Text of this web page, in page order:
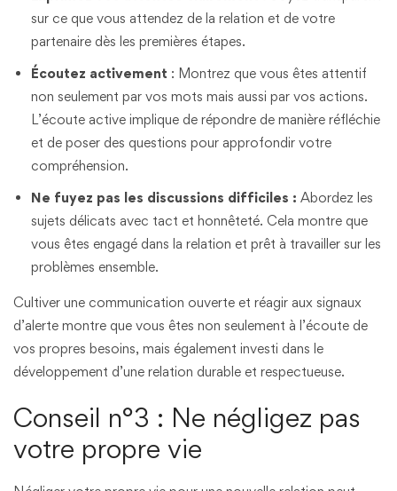
sur ce que vous attendez de la relation et de votre
partenaire dès les premières étapes.
Écoutez activement : Montrez que vous êtes attentif
non seulement par vos mots mais aussi par vos actions.
L’écoute active implique de répondre de manière réfléchie
et de poser des questions pour approfondir votre
compréhension.
Ne fuyez pas les discussions difficiles : Abordez les
sujets délicats avec tact et honnêteté. Cela montre que
vous êtes engagé dans la relation et prêt à travailler sur les
problèmes ensemble.
Cultiver une communication ouverte et réagir aux signaux
d’alerte montre que vous êtes non seulement à l’écoute de
vos propres besoins, mais également investi dans le
développement d’une relation durable et respectueuse.
Conseil n°3 : Ne négligez pas
votre propre vie